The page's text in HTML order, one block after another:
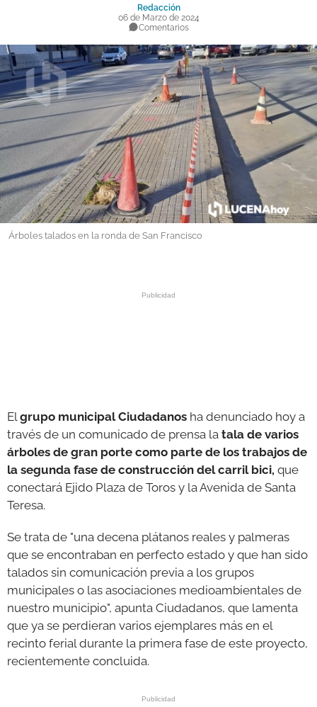
PROVINCIA
SUBBÉTICA HOY
SALUD
OBRAS
NECROLÓGICAS
GALERÍAS
Redacción
06 de Marzo de 2024
Comentarios
Árboles talados en la ronda de San Francisco
Elgrupo municipal Ciudadanos ha denunciado hoy a
través de un comunicado de prensa la tala de varios
árboles de gran porte como parte de los trabajos de
la segunda fase de construcción del carril bici, que
conectará Ejido Plaza de Toros y la Avenida de Santa
Teresa.
Se trata de "una decena plátanos reales y palmeras
que se encontraban en perfecto estado y que han sido
talados sin comunicación previa a los grupos
municipales o las asociaciones medioambientales de
nuestro municipio", apunta Ciudadanos, que lamenta
que ya se perdieran varios ejemplares más en el
recinto ferial durante la primera fase de este proyecto,
recientemente concluida.